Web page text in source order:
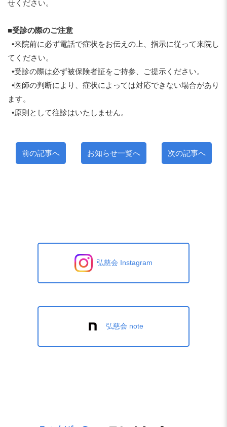
せください。
■受診の際のご注意
•来院前に必ず電話で症状をお伝えの上、指示に従って来院し
てください。
•受診の際は必ず被保険者証をご持参、ご提示ください。
•医師の判断により、症状によっては対応できない場合があり
ます。
•原則として往診はいたしません。
前の記事へ お知らせ一覧へ 次の記事へ
弘慈会 Instagram
弘慈会 note